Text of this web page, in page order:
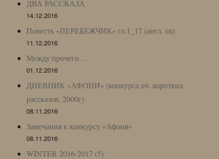
ДВА РАССКАЗА
14.12.2016
Повесть «ПЕРЕБЕЖЧИК» гл.1_17 (англ. en)
11.12.2016
Между прочего…
01.12.2016
ДНЕВНИК «АФОНИ» (конкурса оч. коротких
рассказов, 2000г)
08.11.2016
Замечания к конкурсу «Афоня»
08.11.2016
WINTER 2016-2017 (5)